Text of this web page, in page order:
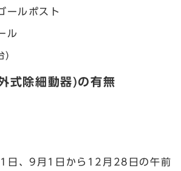
ールポスト
ル
)
式除細動器)の有無
日、9月1日から12月28日の午前